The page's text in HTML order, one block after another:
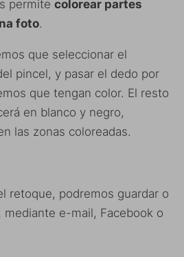
permite colorear partes
foto.
que seleccionar el
pincel, y pasar el dedo por
que tengan color. El resto
en blanco y negro,
las zonas coloreadas.
retoque, podremos guardar o
mediante e-mail, Facebook o